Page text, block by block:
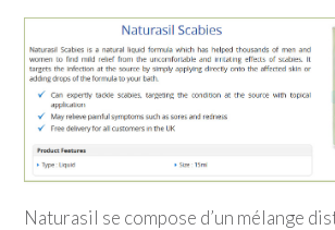
Naturasil se compose d’un mélange